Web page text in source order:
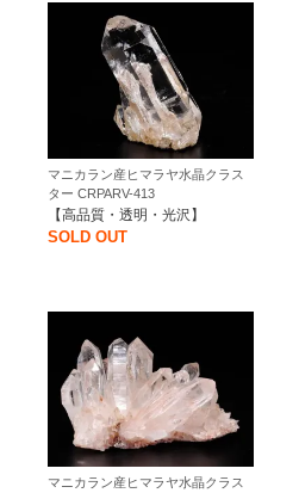
マニカラン産ヒマラヤ水晶クラス
ター CRPARV-413
【高品質・透明・光沢】
SOLD OUT
マニカラン産ヒマラヤ水晶クラス